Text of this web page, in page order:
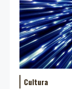
Cultura